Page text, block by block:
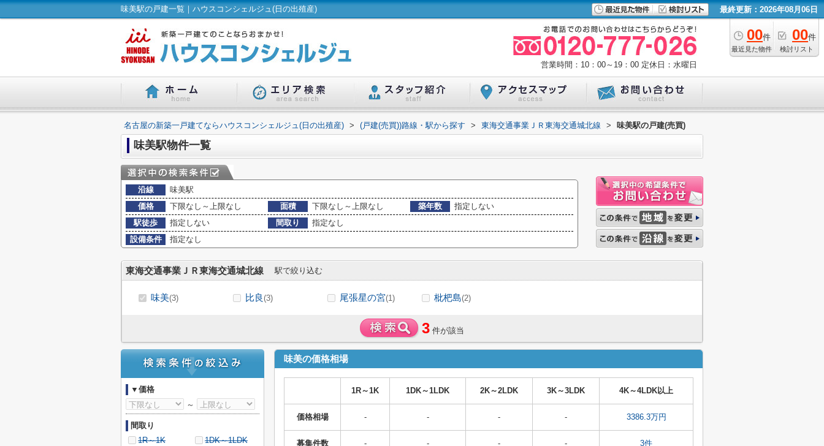
味美駅の戸建一覧｜ハウスコンシェルジュ(日の出殖産) 最終更新：2026年08月06日
00件
最近見た物件
00件
検討リスト
営業時間：10：00～19：00 定休日：水曜日
名古屋の新築一戸建てならハウスコンシェルジュ(日の出殖産) > (戸建(売買))路線・駅から探す > 東海交通事業ＪＲ東海交通城北線 > 味美駅の戸建(売買)
味美駅物件一覧
沿線
味美駅
価格
下限なし～上限なし 面積 下限なし～上限なし 築年数
指定しない
駅徒歩
指定しない 間取り
指定なし
設備条件
指定なし
東海交通事業ＪＲ東海交通城北線 駅で絞り込む
味美(3) 比良(3) 尾張星の宮(1) 枇杷島(2)
3 件が該当
味美の価格相場
1R～1K 1DK～1LDK 2K～2LDK 3K～3LDK 4K～4LDK以上
価格相場 - - - - 3386.3万円
募集件数 - - - - 3件
▼価格
～
間取り
1R～1K
1DK～1LDK